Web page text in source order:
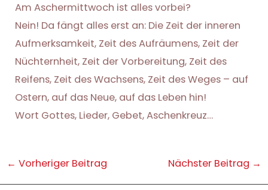
Am Aschermittwoch ist alles vorbei?
Nein! Da fängt alles erst an: Die Zeit der inneren
Aufmerksamkeit, Zeit des Aufräumens, Zeit der
Nüchternheit, Zeit der Vorbereitung, Zeit des
Reifens, Zeit des Wachsens, Zeit des Weges – auf
Ostern, auf das Neue, auf das Leben hin!
Wort Gottes, Lieder, Gebet, Aschenkreuz…
Post
navigation
← Vorheriger Beitrag Nächster Beitrag →